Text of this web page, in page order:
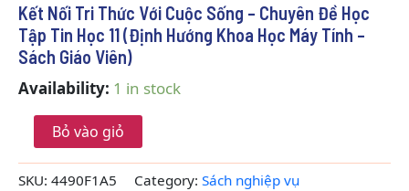
Kết Nối Tri Thức Với Cuộc Sống – Chuyên Đề Học
Tập Tin Học 11 (Định Hướng Khoa Học Máy Tính –
Sách Giáo Viên)
Availability: 1 in stock
Chuyên
Đề
Học
Tin
(Định
Hướng
Khoa
Bỏ vào giỏ
SKU: 4490F1A5 Category: Sách nghiệp vụ